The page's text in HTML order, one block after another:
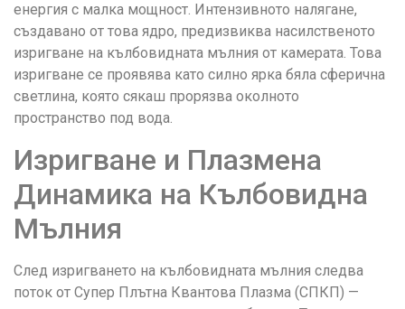
енергия с малка мощност. Интензивното налягане,
създавано от това ядро, предизвиква насилственото
изригване на кълбовидната мълния от камерата. Това
изригване се проявява като силно ярка бяла сферична
светлина, която сякаш прорязва околното
пространство под вода.
Изригване и Плазмена
Динамика на Кълбовидна
Мълния
След изригването на кълбовидната мълния следва
поток от Супер Плътна Квантова Плазма (СПКП) —